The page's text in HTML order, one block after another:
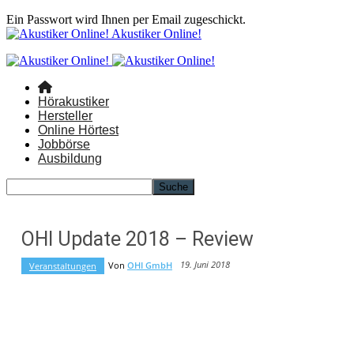
Ein Passwort wird Ihnen per Email zugeschickt.
Akustiker Online!
Hörakustiker
Hersteller
Online Hörtest
Jobbörse
Ausbildung
OHI Update 2018 – Review
Veranstaltungen Von OHI GmbH 19. Juni 2018